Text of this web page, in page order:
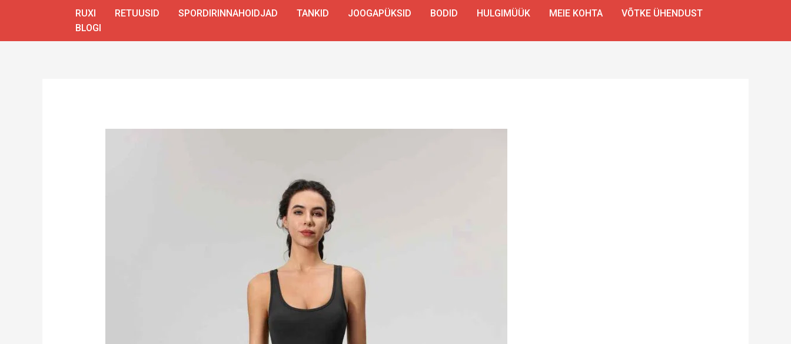
RUXI RETUUSID SPORDIRINNAHOIDJAD TANKID JOOGAPÜKSID BODID HULGIMÜÜK MEIE KOHTA
VÕTKE ÜHENDUST
BLOGI